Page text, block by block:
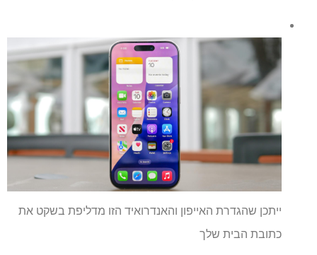
ייתכן שהגדרת האייפון והאנדרואיד הזו מדליפת בשקט את
כתובת הבית שלך